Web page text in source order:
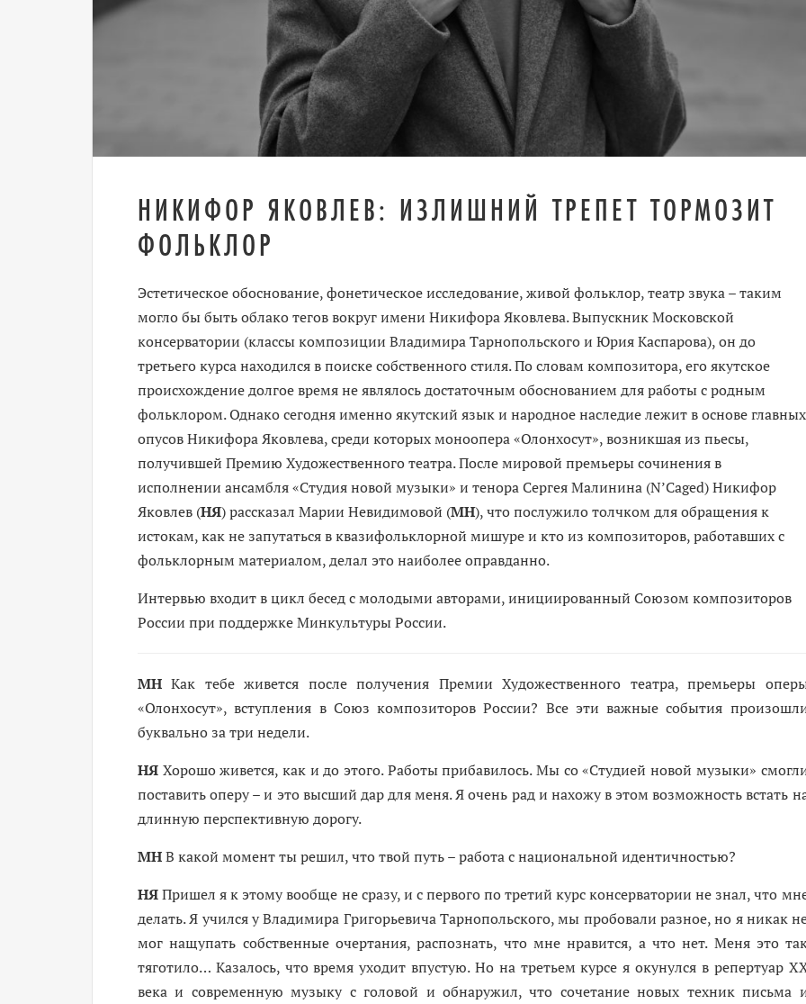
НИКИФОР ЯКОВЛЕВ: ИЗЛИШНИЙ ТРЕПЕТ ТОРМОЗИТ
ФОЛЬКЛОР
Эстетическое обоснование, фонетическое исследование, живой фольклор, театр звука – таким
могло бы быть облако тегов вокруг имени Никифора Яковлева. Выпускник Московской
консерватории (классы композиции Владимира Тарнопольского и Юрия Каспарова), он до
третьего курса находился в поиске собственного стиля. По словам композитора, его якутское
происхождение долгое время не являлось достаточным обоснованием для работы с родным
фольклором. Однако сегодня именно якутский язык и народное наследие лежит в основе главных
опусов Никифора Яковлева, среди которых моноопера «Олонхосут», возникшая из пьесы,
получившей Премию Художественного театра. После мировой премьеры сочинения в
исполнении ансамбля «Студия новой музыки» и тенора Сергея Малинина (N’Caged) Никифор
Яковлев (НЯ) рассказал Марии Невидимовой (МН), что послужило толчком для обращения к
истокам, как не запутаться в квазифольклорной мишуре и кто из композиторов, работавших с
фольклорным материалом, делал это наиболее оправданно.
Интервью входит в цикл бесед с молодыми авторами, инициированный Союзом композиторов
России при поддержке Минкультуры России.
МН Как тебе живется после получения Премии Художественного театра, премьеры
«Олонхосут», вступления в Союз композиторов России? Все эти важные события
буквально за три недели.
НЯ Хорошо живется, как и до этого. Работы прибавилось. Мы со «Студией новой музыки»
поставить оперу – и это высший дар для меня. Я очень рад и нахожу в этом возможность встать
длинную перспективную дорогу.
МНВ какой момент ты решил, что твой путь – работа с национальной идентичностью?
НЯПришел я к этому вообще не сразу, и с первого по третий курс консерватории не знал, что
делать. Я учился у Владимира Григорьевича Тарнопольского, мы пробовали разное, но я никак
мог нащупать собственные очертания, распознать, что мне нравится, а что нет. Меня это
тяготило… Казалось, что время уходит впустую. Но на третьем курсе я окунулся в репертуар
века и современную музыку с головой и обнаружил, что сочетание новых техник письма